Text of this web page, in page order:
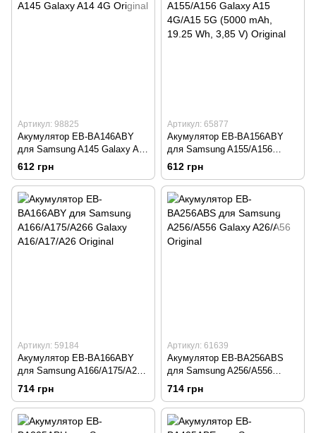
Артикул: 98825
Акумулятор EB-BA146ABY
для Samsung A145 Galaxy A14
4G Original
612 грн
Артикул: 65877
Акумулятор EB-BA156ABY
для Samsung A155/A156
Galaxy A15 4G/A15 5G (5000
mAh, 19.25 Wh, 3,85 V)
Original
612 грн
Артикул: 59184
Акумулятор EB-BA166ABY
для Samsung A166/A175/A266
Galaxy A16/A17/A26 Original
714 грн
Артикул: 61639
Акумулятор EB-BA256ABS
для Samsung A256/A556
Galaxy A26/A56 Original
714 грн